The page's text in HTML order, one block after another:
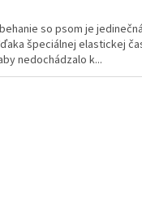
so psom je
špeciálnej elastickej
nedochádzalo k...